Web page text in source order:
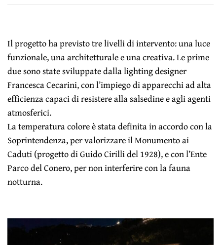
Il progetto ha previsto tre livelli di intervento: una luce
funzionale, una architetturale e una creativa. Le prime
due sono state sviluppate dalla lighting designer
Francesca Cecarini, con l’impiego di apparecchi ad alta
efficienza capaci di resistere alla salsedine e agli agenti
atmosferici.
La temperatura colore è stata definita in accordo con la
Soprintendenza, per valorizzare il Monumento ai
Caduti (progetto di Guido Cirilli del 1928), e con l’Ente
Parco del Conero, per non interferire con la fauna
notturna.